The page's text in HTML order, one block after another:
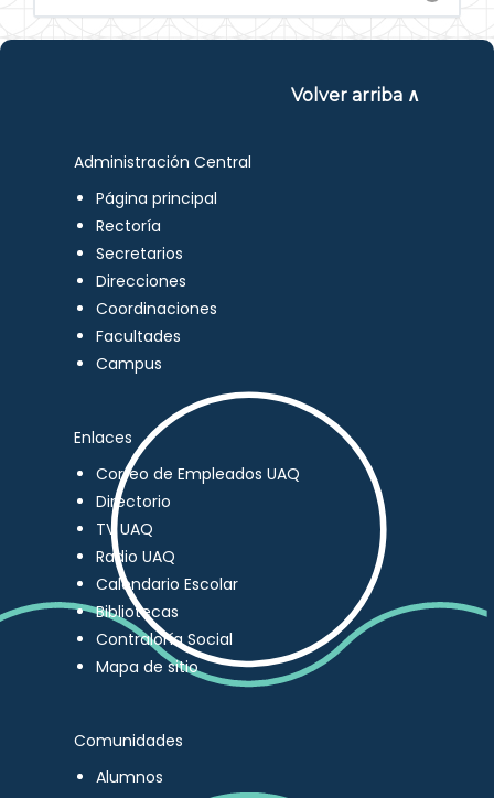
Volver arriba ∧
Administración Central
Página principal
Rectoría
Secretarios
Direcciones
Coordinaciones
Facultades
Campus
Enlaces
Correo de Empleados UAQ
Directorio
TV UAQ
Radio UAQ
Calendario Escolar
Bibliotecas
Contraloría Social
Mapa de sitio
Comunidades
Alumnos